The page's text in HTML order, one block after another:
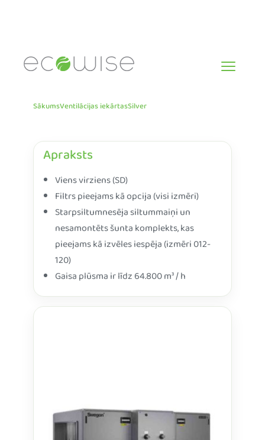
content
SākumsVentilācijas iekārtasSilver
Apraksts
Viens virziens (SD)
Filtrs pieejams kā opcija (visi izmēri)
Starpsiltumnesēja siltummaiņi un
nesamontēts šunta komplekts, kas
pieejams kā izvēles iespēja (izmēri 012-
120)
Gaisa plūsma ir līdz 64.800 m³ / h